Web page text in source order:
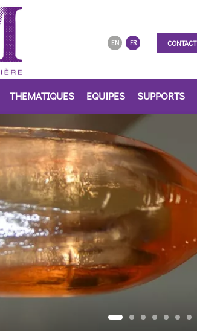
FR
EN CONTACT
THEMATIQUES EQUIPES SUPPORTS